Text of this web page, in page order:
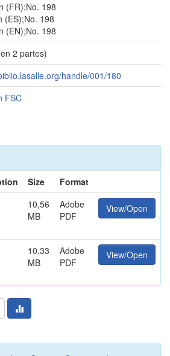
(FR);No. 198
(ES);No. 198
(EN);No. 198
2 partes)
handle/001/180
FSC
Size
Format
10,56
MB
Adobe
PDF
View/Open
10,33
MB
Adobe
PDF
View/Open